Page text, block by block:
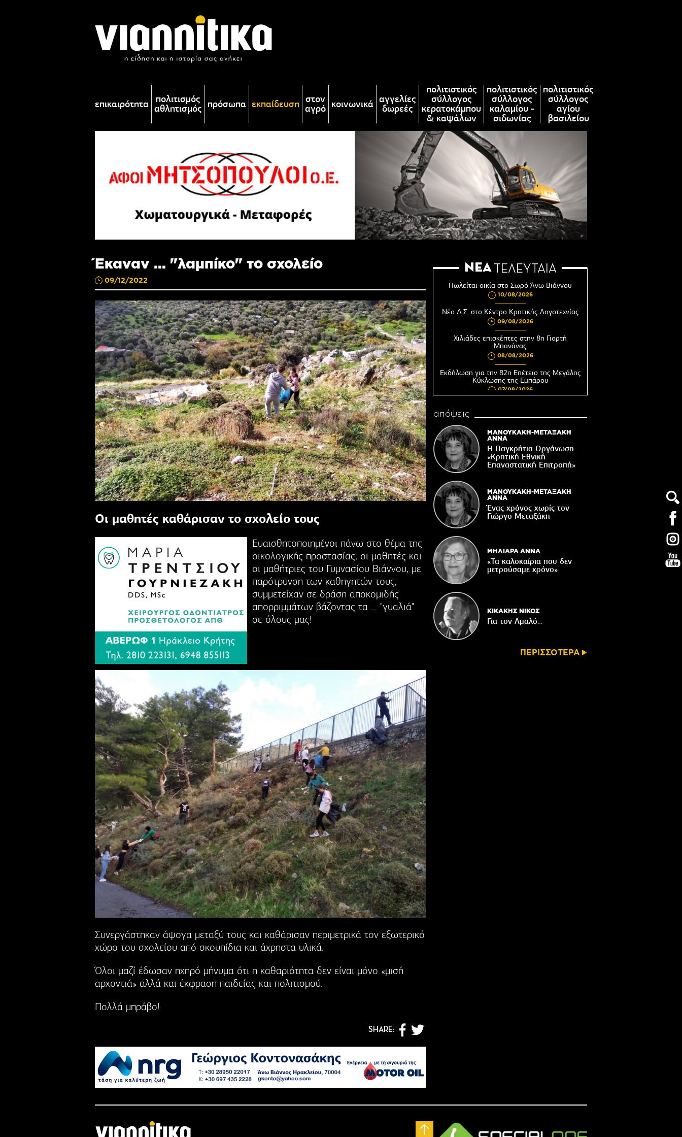
επικαιρότητα πολιτισμός
αθλητισμός πρόσωπα εκπαίδευση στον
αγρό κοινωνικά αγγελίες
δωρεές
πολιτιστικός
σύλλογος
κερατοκάμπου
& καψάλων
πολιτιστικός
σύλλογος
καλαμίου -
σιδωνίας
πολιτιστικός
σύλλογος
αγίου
βασιλείου
Έκαναν ... "λαμπίκο" το σχολείο
09/12/2022
Οι μαθητές καθάρισαν το σχολείο τους
Ευαισθητοποιημένοι πάνω στο θέμα της
οικολογικής προστασίας, οι μαθητές και
οι μαθήτριες του Γυμνασίου Βιάννου, με
παρότρυνση των καθηγητών τους,
συμμετείχαν σε δράση αποκομιδής
απορριμμάτων βάζοντας τα ... "γυαλιά"
σε όλους μας!
Συνεργάστηκαν άψογα μεταξύ τους και καθάρισαν περιμετρικά τον εξωτερικό
χώρο του σχολείου από σκουπίδια και άχρηστα υλικά.
Όλοι μαζί έδωσαν ηχηρό μήνυμα ότι η καθαριότητα δεν είναι μόνο «μισή
αρχοντιά» αλλά και έκφραση παιδείας και πολιτισμού.
Πολλά μπράβο!
SHARE:
ΝΕΑ ΤΕΛΕΥΤΑΙΑ
Πωλείται οικία στο Σωρό Άνω Βιάννου
10/08/2026
Νέο Δ.Σ. στο Κέντρο Κρητικής Λογοτεχνίας
09/08/2026
Χιλιάδες επισκέπτες στην 8η Γιορτή
Μπανάνας
08/08/2026
Εκδήλωση για την 82η Επέτειο της Μεγάλης
Κύκλωσης της Εμπάρου
07/08/2026
07/08/2026
Μια ασυνήθιστη φωτογραφία…
07/08/2026
Συνεδριάζει η Δημοτική Επιτροπή του
Δήμου Βιάννου
Ο Αφέντης Χριστός του Αγίου Βασιλείου
Βιάννου-Τόπος πίστης, μνήμης και
παράδοσης
06/08/2026
απόψεις
ΜΑΝΟΥΚΑΚΗ-ΜΕΤΑΞΑΚΗ
ΑΝΝΑ
Η Παγκρήτια Οργάνωση
«Κρητική Εθνική
Επαναστατική Eπιτροπή»
ΜΑΝΟΥΚΑΚΗ-ΜΕΤΑΞΑΚΗ
ΑΝΝΑ
Ένας χρόνος χωρίς τον
Γιώργο Μεταξάκη
ΜΗΛΙΑΡΑ ΑΝΝΑ
«Τα καλοκαίρια που δεν
μετρούσαμε χρόνο»
ΚΙΚΑΚΗΣ ΝΙΚΟΣ
Για τον Αμαλό…
ΠΕΡΙΣΣΟΤΕΡΑ